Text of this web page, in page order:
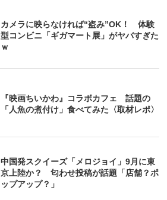
カメラに映らなければ“盗み”OK！ 体験
型コンビニ「ギガマート展」がヤバすぎた
ｗ
『映画ちいかわ』コラボカフェ 話題の
「人魚の煮付け」食べてみた〈取材レポ〉
中国発スクイーズ「メロジョイ」9月に東
京上陸か？ 匂わせ投稿が話題「店舗？ポ
ップアップ？」